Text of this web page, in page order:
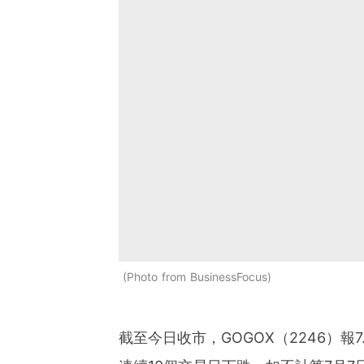
Photo from BusinessFocus
截至今日收市，GOGOX（2246）報